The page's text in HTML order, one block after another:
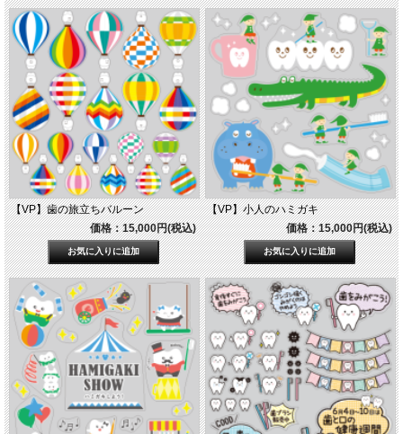
【VP】歯の旅立ちバルーン
価格：15,000円(税込)
【VP】小人のハミガキ
価格：15,000円(税込)